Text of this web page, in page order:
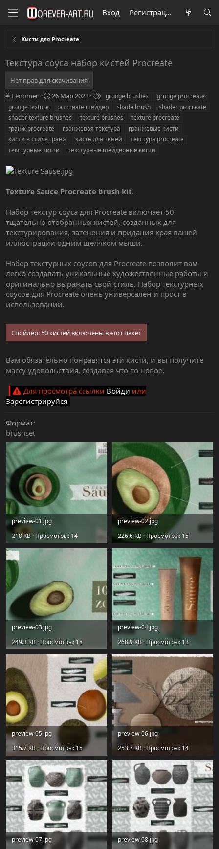
Вход Регистрация
Кисти для Procreate
Текстура соуса набор кистей Procreate
Нет прав для скачивания
А
в
т
о
р
Fenomen
Д
а
с
о
з
н
я
26 Мар 2023
е
г
и
grunge brushes
grunge procreate
grunge texture
procreate шейдер shade brush
shader procreate
shader texture brushes
texture brushes
texture procreate
гранж procreate
гранжевая текстура
гранжевые кисти
кисти в стиле гранж
кисть для теней
текстура procreate
текстурные кисти
текстурные шейдерные кисти
Texture Sauce Procreate brush kit.
Набор текстур соуса для Procreate включает 50
тщательно отобранных кистей, созданных для
текстурирования, затенения и придания края вашей
иллюстрации одним щелчком мыши.
Набор текстурных соусов для Procreate позволит вам
легко создавать уникальные художественные работы и
оригинально выражать свой стиль. Набор текстурных
соусов для Procreate очень универсален и прост в
использовании.
Спойлер: 50 кистей включены в этот пакет
Вам обязательно понравятся эти кисти, и вы получите
массу удовольствия, создавая что-то новое.
Для просмотра ссылки Войди или
Зарегистрируйся
Формат
brushset
preview-01.jpg
218 KB · Просмотры: 14
preview-02.jpg
226.6 KB · Просмотры: 15
preview-03.jpg
249.3 KB · Просмотры: 18
preview-04.jpg
268.9 KB · Просмотры: 13
preview-05.jpg
315.7 KB · Просмотры: 15
preview-06.jpg
253.7 KB · Просмотры: 14
preview-07.jpg
preview-08.jpg